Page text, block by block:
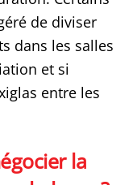
de diviser
dans les salles
et si
entre les
la